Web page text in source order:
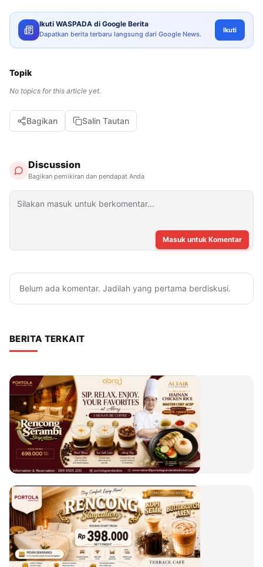
Ikuti WASPADA di Google Berita
Dapatkan berita terbaru langsung dari Google News. Ikuti
Topik
No topics for this article yet.
Bagikan Salin Tautan
Discussion
Bagikan pemikiran dan pendapat Anda
Masuk untuk Komentar
Belum ada komentar. Jadilah yang pertama berdiskusi.
BERITA TERKAIT